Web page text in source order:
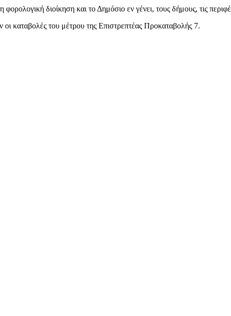
διοίκηση και το Δημόσιο εν γένει, τους δήμους, τις
καταβολές του μέτρου της Επιστρεπτέας Προκαταβολής 7.